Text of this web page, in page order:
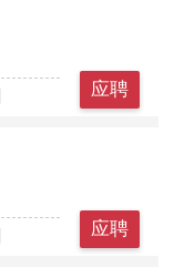
应聘
应聘